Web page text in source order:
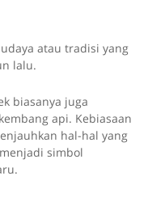
atau tradisi yang
lalu.
biasanya juga
api. Kebiasaan
hal-hal yang
simbol